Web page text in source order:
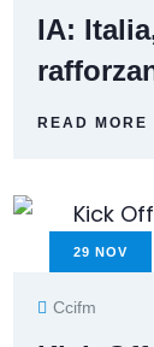
IA:
READ MORE
29 NOV
Ccifm